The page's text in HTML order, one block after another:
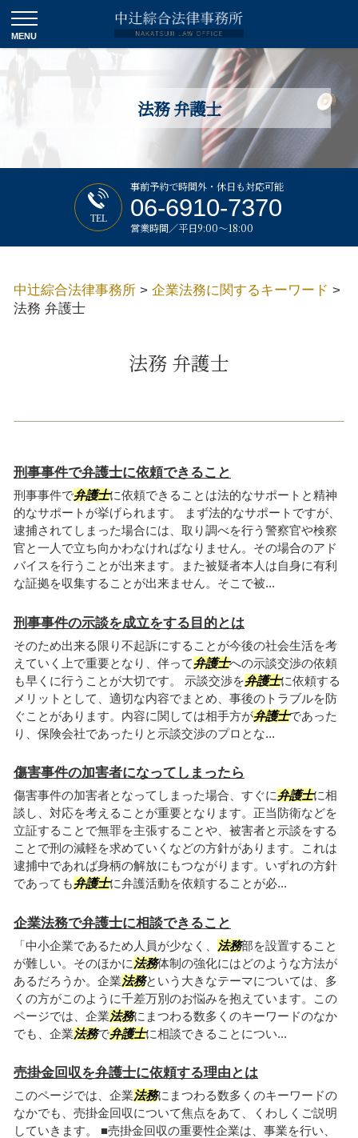
法務 弁護士
TEL
事前予約で時間外・休日も対応可能
06-6910-7370
営業時間／平日9:00～18:00
中辻綜合法律事務所 > 企業法務に関するキーワード >
法務 弁護士
法務 弁護士
刑事事件で弁護士に依頼できること
刑事事件で弁護士に依頼できることは法的なサポートと精神
的なサポートが挙げられます。 まず法的なサポートですが、
逮捕されてしまった場合には、取り調べを行う警察官や検察
官と一人で立ち向かわなければなりません。その場合のアド
バイスを行うことが出来ます。また被疑者本人は自身に有利
な証拠を収集することが出来ません。そこで被...
刑事事件の示談を成立をする目的とは
そのため出来る限り不起訴にすることが今後の社会生活を考
えていく上で重要となり、伴って弁護士への示談交渉の依頼
も早くに行うことが大切です。 示談交渉を弁護士に依頼する
メリットとして、適切な内容でまとめ、事後のトラブルを防
ぐことがあります。内容に関しては相手方が弁護士であった
り、保険会社であったりと示談交渉のプロとな...
傷害事件の加害者になってしまったら
傷害事件の加害者となってしまった場合、すぐに弁護士に相
談し、対応を考えることが重要となります。正当防衛などを
立証することで無罪を主張することや、被害者と示談をする
ことで刑の減軽を求めていくなどの方針があります。これは
逮捕中であれば身柄の解放にもつながります。いずれの方針
であっても弁護士に弁護活動を依頼することが必...
企業法務で弁護士に相談できること
「中小企業であるため人員が少なく、 法務部を設置すること
が難しい。そのほかに 法務体制の強化にはどのような方法が
あるだろうか。企業法務という大きなテーマについては、多
くの方がこのように千差万別のお悩みを抱えています。この
ページでは、企業法務にまつわる数多くのキーワードのなか
でも、企業法務で弁護士に相談できることについ...
売掛金回収を弁護士に依頼する理由とは
このページでは、企業法務にまつわる数多くのキーワードの
なかでも、売掛金回収について焦点をあて、くわしくご説明
していきます。 ■売掛金回収の重要性企業は、事業を行い、